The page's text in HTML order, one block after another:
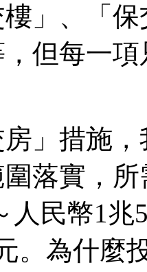
」、「
但每一
」措施
落實，
人民幣1
。為什麼